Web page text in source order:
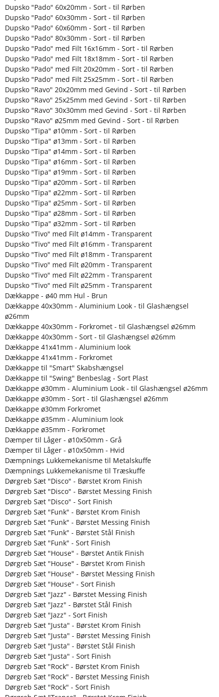
Dupsko "Pado" 60x20mm - Sort - til Rørben
Dupsko "Pado" 60x30mm - Sort - til Rørben
Dupsko "Pado" 60x60mm - Sort - til Rørben
Dupsko "Pado" 80x30mm - Sort - til Rørben
Dupsko "Pado" med Filt 16x16mm - Sort - til Rørben
Dupsko "Pado" med Filt 18x18mm - Sort - til Rørben
Dupsko "Pado" med Filt 20x20mm - Sort - til Rørben
Dupsko "Pado" med Filt 25x25mm - Sort - til Rørben
Dupsko "Ravo" 20x20mm med Gevind - Sort - til Rørben
Dupsko "Ravo" 25x25mm med Gevind - Sort - til Rørben
Dupsko "Ravo" 30x30mm med Gevind - Sort - til Rørben
Dupsko "Ravo" ø25mm med Gevind - Sort - til Rørben
Dupsko "Tipa" ø10mm - Sort - til Rørben
Dupsko "Tipa" ø13mm - Sort - til Rørben
Dupsko "Tipa" ø14mm - Sort - til Rørben
Dupsko "Tipa" ø16mm - Sort - til Rørben
Dupsko "Tipa" ø19mm - Sort - til Rørben
Dupsko "Tipa" ø20mm - Sort - til Rørben
Dupsko "Tipa" ø22mm - Sort - til Rørben
Dupsko "Tipa" ø25mm - Sort - til Rørben
Dupsko "Tipa" ø28mm - Sort - til Rørben
Dupsko "Tipa" ø32mm - Sort - til Rørben
Dupsko "Tivo" med Filt ø14mm - Transparent
Dupsko "Tivo" med Filt ø16mm - Transparent
Dupsko "Tivo" med Filt ø18mm - Transparent
Dupsko "Tivo" med Filt ø20mm - Transparent
Dupsko "Tivo" med Filt ø22mm - Transparent
Dupsko "Tivo" med Filt ø25mm - Transparent
Dækkappe - ø40 mm Hul - Brun
Dækkappe 40x30mm - Aluminium Look - til Glashængsel
ø26mm
Dækkappe 40x30mm - Forkromet - til Glashængsel ø26mm
Dækkappe 40x30mm - Sort - til Glashængsel ø26mm
Dækkappe 41x41mm - Aluminium look
Dækkappe 41x41mm - Forkromet
Dækkappe til "Smart" Skabshængsel
Dækkappe til "Swing" Benbeslag - Sort Plast
Dækkappe ø30mm - Aluminium Look - til Glashængsel ø26mm
Dækkappe ø30mm - Sort - til Glashængsel ø26mm
Dækkappe ø30mm Forkromet
Dækkappe ø35mm - Aluminium look
Dækkappe ø35mm - Forkromet
Dæmper til Låger - ø10x50mm - Grå
Dæmper til Låger - ø10x50mm - Hvid
Dæmpnings Lukkemekanisme til Metalskuffe
Dæmpnings Lukkemekanisme til Træskuffe
Dørgreb Sæt "Disco" - Børstet Krom Finish
Dørgreb Sæt "Disco" - Børstet Messing Finish
Dørgreb Sæt "Disco" - Sort Finish
Dørgreb Sæt "Funk" - Børstet Krom Finish
Dørgreb Sæt "Funk" - Børstet Messing Finish
Dørgreb Sæt "Funk" - Børstet Stål Finish
Dørgreb Sæt "Funk" - Sort Finish
Dørgreb Sæt "House" - Børstet Antik Finish
Dørgreb Sæt "House" - Børstet Krom Finish
Dørgreb Sæt "House" - Børstet Messing Finish
Dørgreb Sæt "House" - Sort Finish
Dørgreb Sæt "Jazz" - Børstet Messing Finish
Dørgreb Sæt "Jazz" - Børstet Stål Finish
Dørgreb Sæt "Jazz" - Sort Finish
Dørgreb Sæt "Justa" - Børstet Krom Finish
Dørgreb Sæt "Justa" - Børstet Messing Finish
Dørgreb Sæt "Justa" - Børstet Stål Finish
Dørgreb Sæt "Justa" - Sort Finish
Dørgreb Sæt "Rock" - Børstet Krom Finish
Dørgreb Sæt "Rock" - Børstet Messing Finish
Dørgreb Sæt "Rock" - Sort Finish